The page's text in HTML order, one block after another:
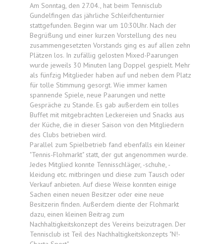
Am Sonntag, den 27.04., hat beim Tennisclub
Gundelfingen das jährliche Schleifchenturnier
stattgefunden. Beginn war um 10:30Uhr. Nach der
Begrüßung und einer kurzen Vorstellung des neu
zusammengesetzten Vorstands ging es auf allen zehn
Plätzen los. In zufällig gelosten Mixed-Paarungen
wurde jeweils 30 Minuten lang Doppel gespielt. Mehr
als fünfzig Mitglieder haben auf und neben dem Platz
für tolle Stimmung gesorgt. Wie immer kamen
spannende Spiele, neue Paarungen und nette
Gespräche zu Stande. Es gab außerdem ein tolles
Buffet mit mitgebrachten Leckereien und Snacks aus
der Küche, die in dieser Saison von den Mitgliedern
des Clubs betrieben wird.
Parallel zum Spielbetrieb fand ebenfalls ein kleiner
"Tennis-Flohmarkt" statt, der gut angenommen wurde.
Jedes Mitglied konnte Tennisschläger, -schuhe, -
kleidung etc. mitbringen und diese zum Tausch oder
Verkauf anbieten. Auf diese Weise konnten einige
Sachen einen neuen Besitzer oder eine neue
Besitzerin finden. Außerdem diente der Flohmarkt
dazu, einen kleinen Beitrag zum
Nachhaltigkeitskonzept des Vereins beizutragen. Der
Tennisclub ist Teil des Nachhaltigkeitskonzepts "N!-